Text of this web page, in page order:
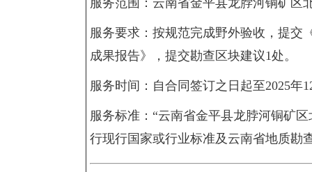
服务范围：云南省金平县龙脖河铜矿区
服务要求：按规范完成野外验收，提交
成果报告》，提交勘查区块建议1处。
服务时间：自合同签订之日起至2025年
服务标准：“云南省金平县龙脖河铜矿
行现行国家或行业标准及云南省地质勘